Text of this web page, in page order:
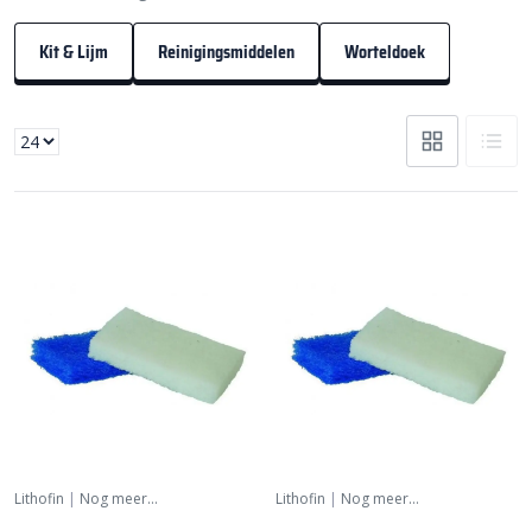
Kit & Lijm Reinigingsmiddelen Worteldoek
Lithofin | Nog meer… Lithofin | Nog meer…